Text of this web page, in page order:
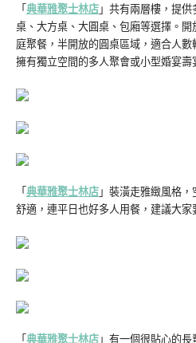
「典華雅聚士林店」共有兩層樓，提
桌、大方桌、大圓桌、包廂等選擇。
庭聚餐，半開放的圓桌區域，適合人
擁有獨立空間的多人聚會或小型婚宴
「典華雅聚士林店」裝潢走雅緻風格
舒適，連平日也好多人用餐，建議大
「典華雅聚士林店」有一個很貼心的